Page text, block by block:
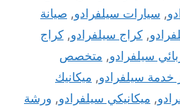
, سيارات سيلفرادو, صيانة
, كراج سيلفرادو, كراج
سيلفرادو, متخصص
خدمة سيلفرادو, ميكانيك
, ميكانيكي سيلفرادو, ورشة